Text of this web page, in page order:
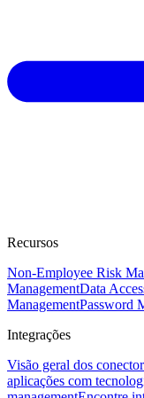
Recursos
Non-Employee Risk
ManagementData
ManagementPassword
Integrações
Visão geral dos
aplicações com